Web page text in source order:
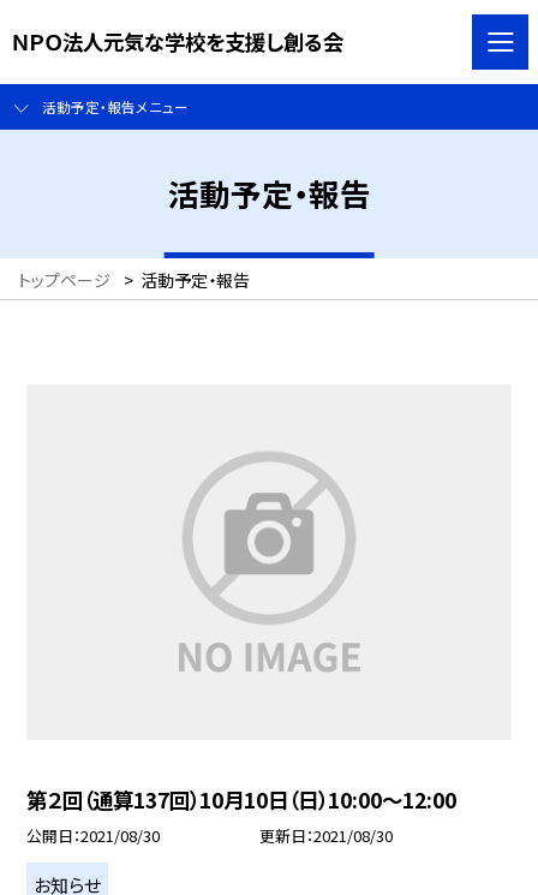
ＮＰＯ法人元気な学校を支援し創る会
活動予定・報告メニュー
活動予定・報告
トップページ > 活動予定・報告
第２回（通算137回）10月10日（日）10:00〜12:00
公開日 2021/08/30 更新日 2021/08/30
お知らせ